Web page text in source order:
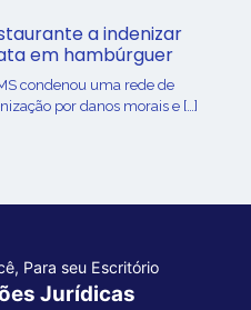
a indenizar
em hambúrguer
condenou uma rede de
por danos morais e […]
Para seu Escritório
Jurídicas